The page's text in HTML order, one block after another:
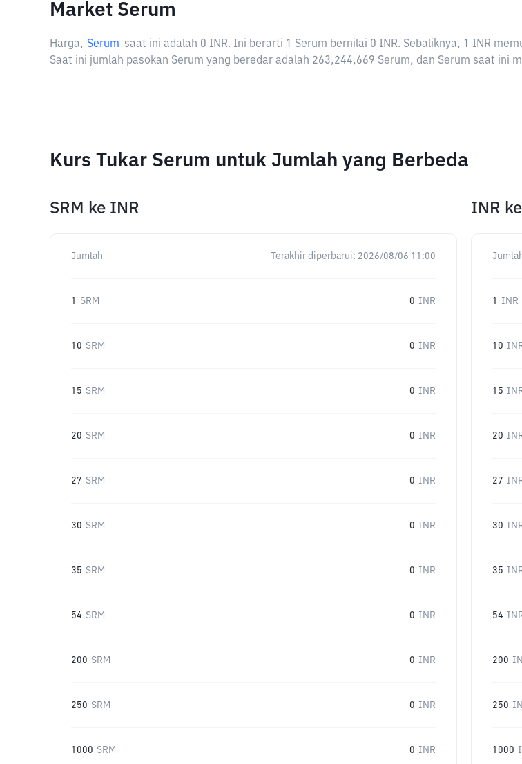
Market Serum
Harga, Serum saat ini adalah 0 INR. Ini berarti 1 Serum bernilai 0 INR. Sebaliknya, 1 INR
Saat ini jumlah pasokan Serum yang beredar adalah 263,244,669 Serum, dan Serum saat
Kurs Tukar Serum untuk Jumlah yang Berbeda
SRM ke INR
Jumlah Terakhir diperbarui: 2026/08/06 11:00
1 SRM 0 INR
10 SRM 0 INR
15 SRM 0 INR
20 SRM 0 INR
27 SRM 0 INR
30 SRM 0 INR
35 SRM 0 INR
54 SRM 0 INR
200 SRM 0 INR
250 SRM 0 INR
1000 SRM 0 INR
INR ke
1 INR
10
15
20
27
30
35
54
200
250
1000